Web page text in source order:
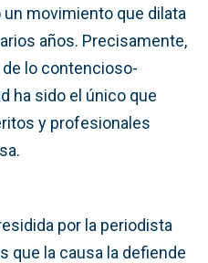
movimiento que dilata
años. Precisamente,
lo contencioso-
ha sido el único que
y profesionales
por la periodista
que la causa la defiende